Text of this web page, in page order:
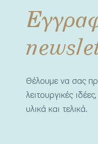
Θέλουμε να σας
λειτουργικές
υλικά και τελικά.